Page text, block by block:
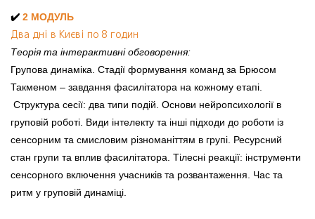
✔️ 2 МОДУЛЬ
Два дні в Києві по 8 годин
Теорія та інтерактивні обговорення:
Групова динаміка. Стадії формування команд за Брюсом
Такменом – завдання фасилітатора на кожному етапі.
Структура сесії: два типи подій. Основи нейропсихології в
груповій роботі. Види інтелекту та інші підходи до роботи із
сенсорним та смисловим різноманіттям в групі. Ресурсний
стан групи та вплив фасилітатора. Тілесні реакції: інструменти
сенсорного включення учасників та розвантаження. Час та
ритм у груповій динаміці.